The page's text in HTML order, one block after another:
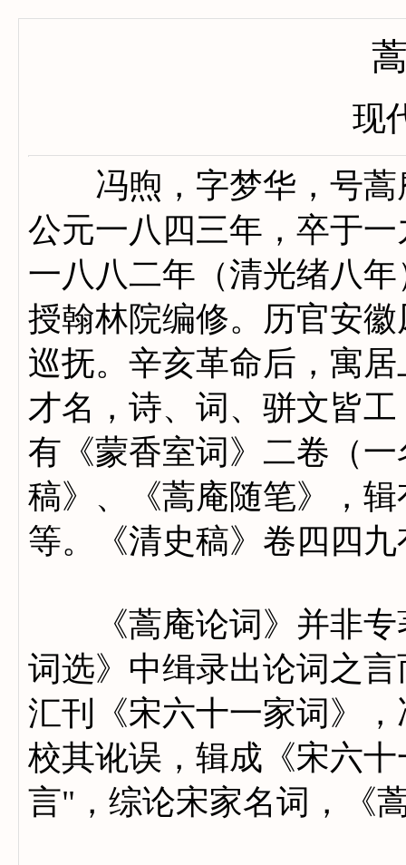
现
冯煦，字梦华，号蒿
公元一八四三年，卒于
一八八二年（清光绪八
授翰林院编修。历官安
巡抚。辛亥革命后，寓
才名，诗、词、骈文皆
有《蒙香室词》二卷（
稿》、《蒿庵随笔》，
等。《清史稿》卷四四
《蒿庵论词》并非专
词选》中缉录出论词之
汇刊《宋六十一家词》
校其讹误，辑成《宋六
言"，综论宋家名词，《